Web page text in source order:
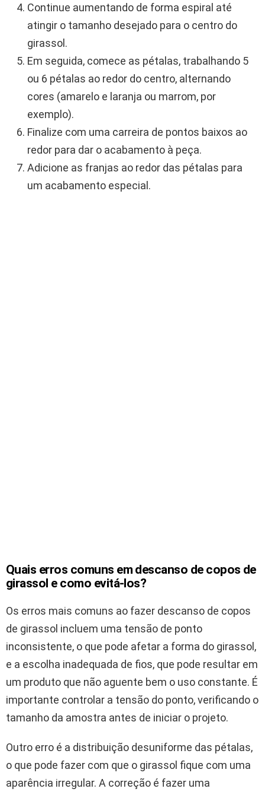
Continue aumentando de forma espiral até
atingir o tamanho desejado para o centro do
girassol.
Em seguida, comece as pétalas, trabalhando 5
ou 6 pétalas ao redor do centro, alternando
cores (amarelo e laranja ou marrom, por
exemplo).
Finalize com uma carreira de pontos baixos ao
redor para dar o acabamento à peça.
Adicione as franjas ao redor das pétalas para
um acabamento especial.
Quais erros comuns em descanso de copos de
girassol e como evitá-los?
Os erros mais comuns ao fazer descanso de copos
de girassol incluem uma tensão de ponto
inconsistente, o que pode afetar a forma do girassol,
e a escolha inadequada de fios, que pode resultar em
um produto que não aguente bem o uso constante. É
importante controlar a tensão do ponto, verificando o
tamanho da amostra antes de iniciar o projeto.
Outro erro é a distribuição desuniforme das pétalas,
o que pode fazer com que o girassol fique com uma
aparência irregular. A correção é fazer uma